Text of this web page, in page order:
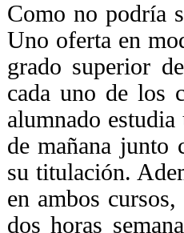
Como no podría
Uno oferta en
grado superior
cada uno de los
alumnado
de mañana junto
su titulación.
en ambos
dos horas